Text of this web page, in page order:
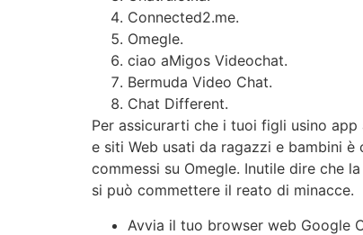
Connected2.me.
Omegle.
ciao aMigos Videochat.
Bermuda Video Chat.
Chat Different.
Per assicurarti che i tuoi figli usino
e siti Web usati da ragazzi e bambini
commessi su Omegle. Inutile dire che
si può commettere il reato di minacce.
Avvia il tuo browser web Google